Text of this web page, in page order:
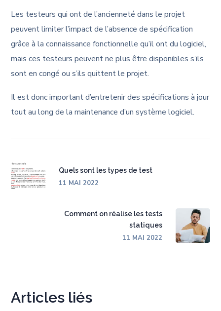
Les testeurs qui ont de l’ancienneté dans le projet
peuvent limiter l’impact de l’absence de spécification
grâce à la connaissance fonctionnelle qu’il ont du logiciel,
mais ces testeurs peuvent ne plus être disponibles s’ils
sont en congé ou s’ils quittent le projet.
Il est donc important d’entretenir des spécifications à jour
tout au long de la maintenance d’un système logiciel.
Quels sont les types de test
11 MAI 2022
Comment on réalise les tests
statiques
11 MAI 2022
Articles liés